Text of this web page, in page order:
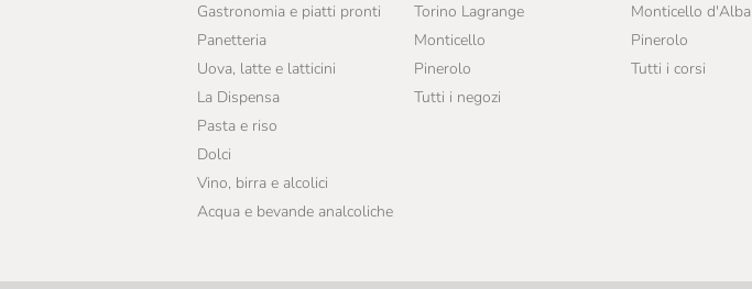
Gastronomia e piatti pronti
Panetteria
Uova, latte e latticini
La Dispensa
Pasta e riso
Dolci
Vino, birra e alcolici
Acqua e bevande analcoliche
Torino Lagrange
Monticello
Pinerolo
Tutti i negozi
Monticello d'Alba
Pinerolo
Tutti i corsi